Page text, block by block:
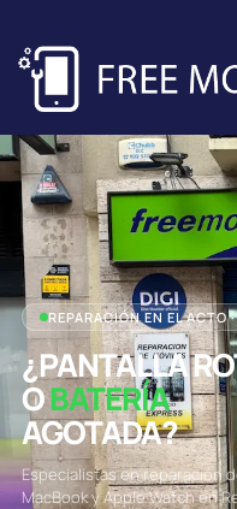
REPARACIÓN EN EL ACTO
¿PANTALLA
OBATERÍA
AGOTADA?
Especialistas en reparación
MacBook y Apple Watch en